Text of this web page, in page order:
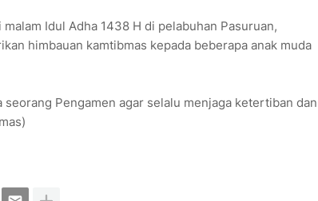
Idul Adha 1438 H di pelabuhan Pasuruan,
himbauan kamtibmas kepada beberapa anak muda
Pengamen agar selalu menjaga ketertiban dan